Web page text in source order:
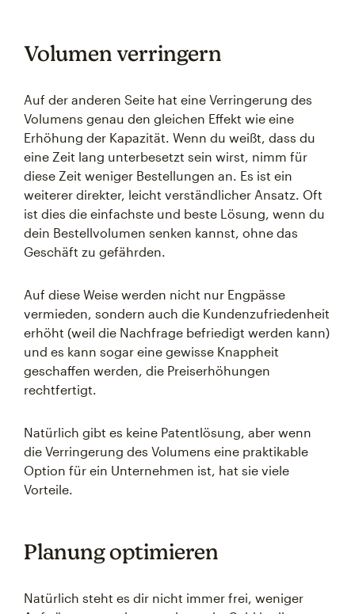
Volumen verringern
Auf der anderen Seite hat eine Verringerung des
Volumens genau den gleichen Effekt wie eine
Erhöhung der Kapazität. Wenn du weißt, dass du
eine Zeit lang unterbesetzt sein wirst, nimm für
diese Zeit weniger Bestellungen an. Es ist ein
weiterer direkter, leicht verständlicher Ansatz. Oft
ist dies die einfachste und beste Lösung, wenn du
dein Bestellvolumen senken kannst, ohne das
Geschäft zu gefährden.
Auf diese Weise werden nicht nur Engpässe
vermieden, sondern auch die Kundenzufriedenheit
erhöht (weil die Nachfrage befriedigt werden kann)
und es kann sogar eine gewisse Knappheit
geschaffen werden, die Preiserhöhungen
rechtfertigt.
Natürlich gibt es keine Patentlösung, aber wenn
die Verringerung des Volumens eine praktikable
Option für ein Unternehmen ist, hat sie viele
Vorteile.
Planung optimieren
Natürlich steht es dir nicht immer frei, weniger